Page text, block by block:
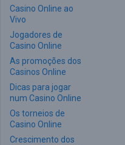
Casino Online ao
Vivo
Jogadores de
Casino Online
As promoções dos
Casinos Online
Dicas para jogar
num Casino Online
Os torneios de
Casino Online
Crescimento dos